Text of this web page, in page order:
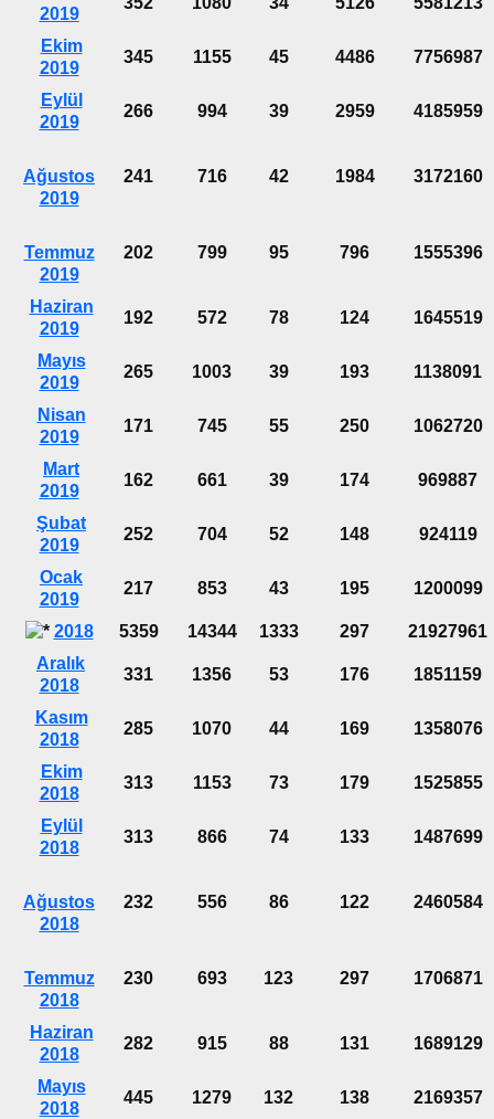
2019
Ekim
2019
345 1155 45 4486 7756987
Eylül
2019
266 994 39 2959 4185959
Ağustos
2019
241 716 42 1984 3172160
Temmuz
2019
202 799 95 796 1555396
Haziran
2019
192 572 78 124 1645519
Mayıs
2019
265 1003 39 193 1138091
Nisan
2019
171 745 55 250 1062720
Mart
2019
162 661 39 174 969887
Şubat
2019
252 704 52 148 924119
Ocak
2019
217 853 43 195 1200099
2018 5359 14344 1333 297
21927961
Aralık
2018
331 1356 53 176 1851159
Kasım
2018
285 1070 44 169 1358076
Ekim
2018
313 1153 73 179 1525855
Eylül
2018
313 866 74 133 1487699
Ağustos
2018
232 556 86 122 2460584
Temmuz
2018
230 693 123 297 1706871
Haziran
2018
282 915 88 131 1689129
Mayıs
2018
445 1279 132 138 2169357